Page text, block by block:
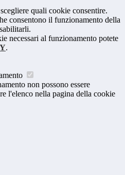
quali cookie consentire.
consentono il funzionamento della
necessari al funzionamento potete
.
non possono essere
l'elenco nella pagina della cookie